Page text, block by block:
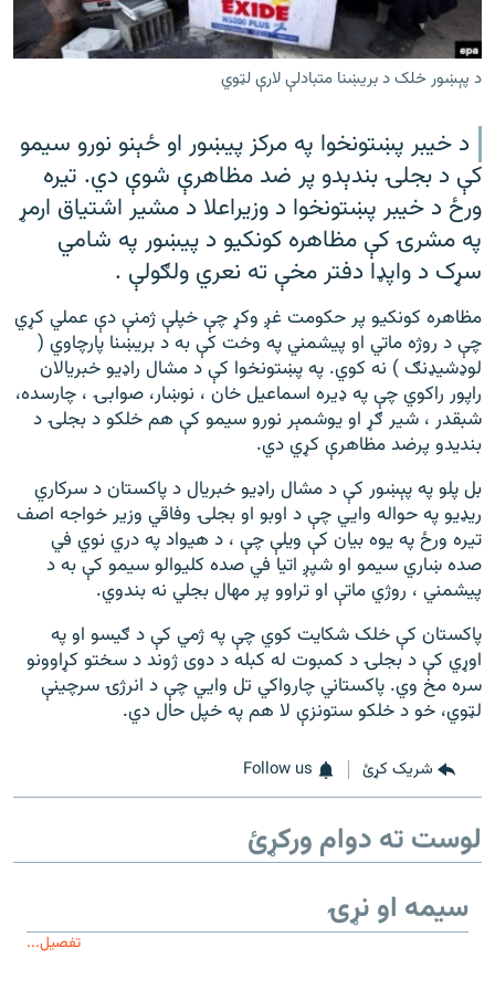
Gandhara
موږ وڅارئ
د ازادې اروپا راډیو ټولې ووبپاڼې
د پېښور خلک د بریښنا متبادلې لارې لټوي
د خیبر پښتونخوا په مرکز پیښور او ځېنو نورو سیمو
کې د بجلۍ بندېدو پر ضد مظاهرې شوې دي. تیره
ورځ د خیبر پښتونخوا د وزیراعلا د مشیر اشتیاق ارمړ
په مشرۍ کې مظاهره کونکیو د پیښور په شامي
سړک د واپډا دفتر مخې ته نعري ولګولې .
مظاهره کونکیو پر حکومت غږ وکړ چې خپلې ژمنې دې عملي کړي
چې د روژه ماتي او پیشمني په وخت کې به د بریښنا پارچاوي (
لوډشیډنګ ) نه کوي. په پښتونخوا کې د مشال راډیو خبریالان
راپور راکوي چې په ډیره اسماعیل خان ، نوښار، صوابۍ ، چارسده،
شبقدر ، شیر ګړ او یوشمېر نورو سیمو کې هم خلکو د بجلۍ د
بندیدو پرضد مظاهرې کړي دي.
بل پلو په پېښور کې د مشال راډیو خبریال د پاکستان د سرکاري
ریډیو په حواله وايي چې د اوبو او بجلۍ وفاقي وزیر خواجه اصف
تیره ورځ په یوه بیان کې ویلې چې ، د هیواد په دري نوي في
صده ښاري سیمو او شپږ اتیا في صده کليوالو سیمو کې به د
پیشمني ، روژي ماتې او تراوو پر مهال بجلي نه بندوي.
پاکستان کې خلک شکایت کوي چې په ژمي کې د ګیسو او په
اوړي کې د بجلۍ د کمبوت له کبله د دوی ژوند د سختو کړاوونو
سره مخ وي. پاکستاني چارواکي تل وايي چې د انرژۍ سرچینې
لټوي، خو د خلکو ستونزې لا هم په خپل حال دي.
شریک کړئ Follow us
لوست ته دوام ورکړئ
سیمه او نړۍ
تفصیل...